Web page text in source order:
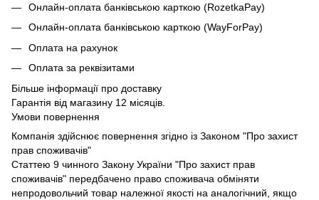
Онлайн-оплата банківською карткою (RozetkaPay)
Онлайн-оплата банківською карткою (WayForPay)
Оплата на рахунок
Оплата за реквізитами
Більше інформації про доставку
Гарантія від магазину 12 місяців.
Умови повернення
Компанія здійснює повернення згідно із Законом "Про захист
прав споживачів"
Статтею 9 чинного Закону України "Про захист прав
споживачів" передбачено право споживача обміняти
непродовольчий товар належної якості на аналогічний, якщо